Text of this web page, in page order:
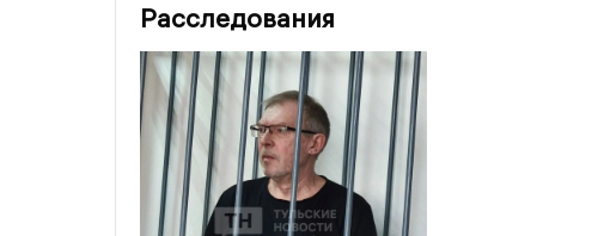
Расследования